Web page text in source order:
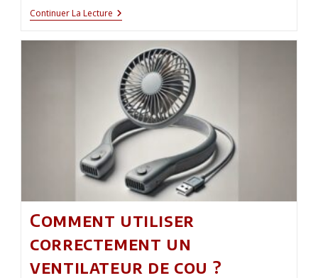
Continuer La Lecture Quelles
Sont
Méthodes
Pour
Valoriser
Les
Stocks
Comment utiliser
correctement un
ventilateur de cou ?